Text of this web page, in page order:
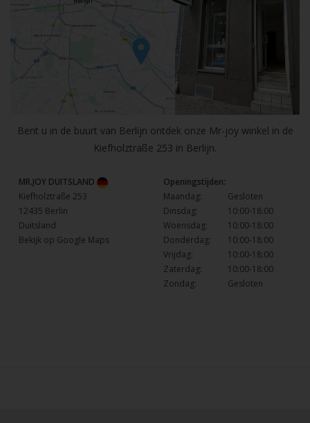
Bent u in de buurt van Berlijn ontdek onze Mr-joy winkel in de
Kiefholztraße 253 in Berlijn.
MR.JOY DUITSLAND
Kiefholztraße 253
12435 Berlin
Duitsland
Bekijk op Google Maps
Openingstijden:
Maandag:
Gesloten
Dinsdag:
10:00-18:00
Woensdag:
10:00-18:00
Donderdag:
10:00-18:00
Vrijdag:
10:00-18:00
Zaterdag:
10:00-18:00
Zondag:
Gesloten